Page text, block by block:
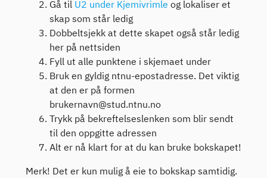
Gå til U2 under Kjemivrimle og lokaliser et
skap som står ledig
Dobbeltsjekk at dette skapet også står ledig
her på nettsiden
Fyll ut alle punktene i skjemaet under
Bruk en gyldig ntnu-epostadresse. Det viktig
at den er på formen
brukernavn@stud.ntnu.no
Trykk på bekreftelseslenken som blir sendt
til den oppgitte adressen
Alt er nå klart for at du kan bruke bokskapet!
Merk! Det er kun mulig å eie to bokskap samtidig.